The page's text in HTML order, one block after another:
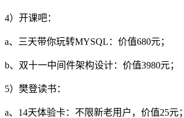
4）开课吧：
a、三天带你玩转MYSQL：价值680元；
b、双十一中间件架构设计：价值3980元；
5）樊登读书：
a、14天体验卡：不限新老用户，价值25元；